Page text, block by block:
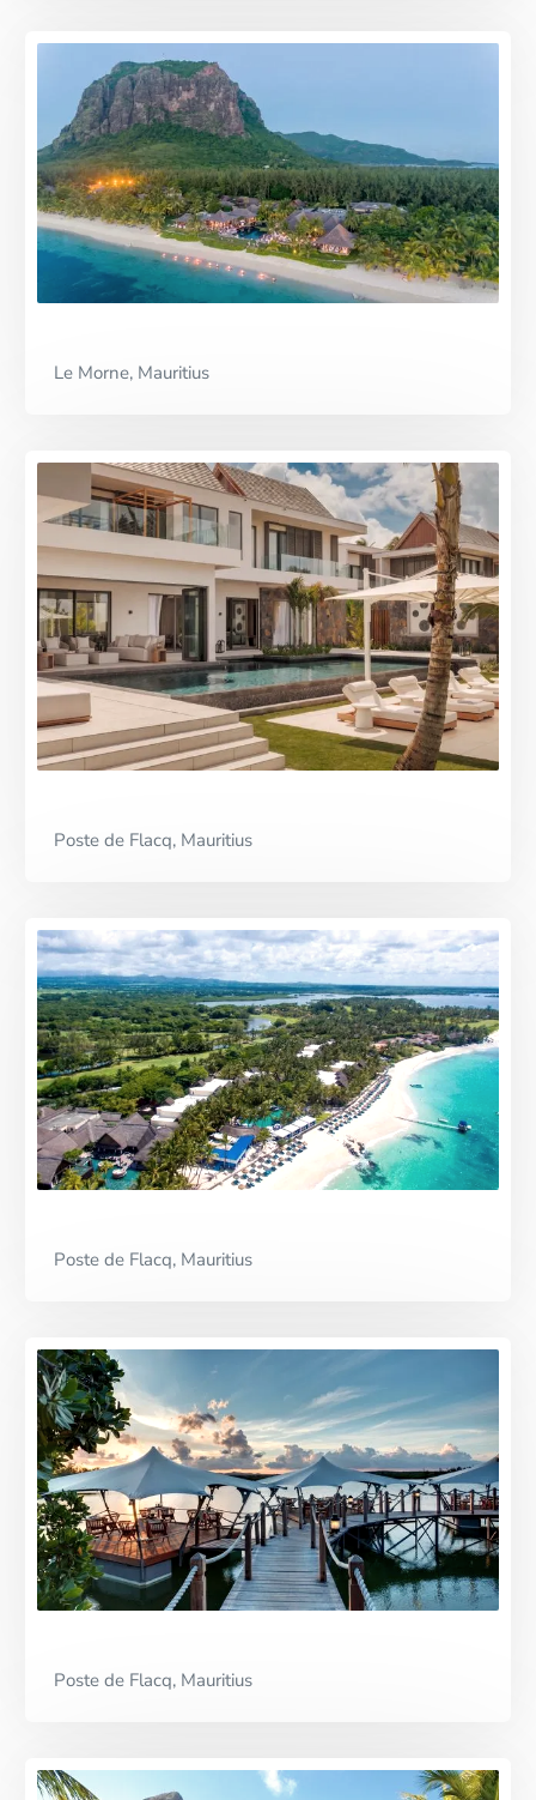
Le Morne, Mauritius
Poste de Flacq, Mauritius
Poste de Flacq, Mauritius
Poste de Flacq, Mauritius